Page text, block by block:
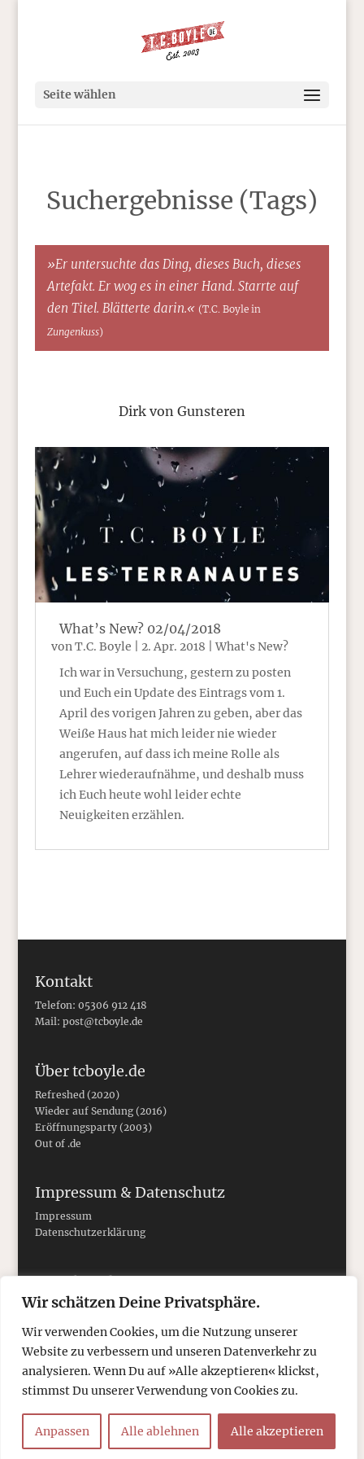
Wir schätzen Deine Privatsphäre.
Wir verwenden Cookies, um die Nutzung unserer
Website zu verbessern und unseren Datenverkehr zu
analysieren. Wenn Du auf »Alle akzeptieren« klickst,
stimmst Du unserer Verwendung von Cookies zu.
Anpassen Alle ablehnen Alle akzeptieren
Seite wählen
Suchergebnisse (Tags)
»Er untersuchte das Ding, dieses Buch, dieses
Artefakt. Er wog es in einer Hand. Starrte auf
den Titel. Blätterte darin.« (T.C. Boyle in
Zungenkuss)
Dirk von Gunsteren
What’s New? 02/04/2018
von T.C. Boyle 2. Apr. 2018 |What's New?
Ich war in Versuchung, gestern zu posten
und Euch ein Update des Eintrags vom 1.
April des vorigen Jahren zu geben, aber das
Weiße Haus hat mich leider nie wieder
angerufen, auf dass ich meine Rolle als
Lehrer wiederaufnähme, und deshalb muss
ich Euch heute wohl leider echte
Neuigkeiten erzählen.
Kontakt
Telefon: 05306 912 418
Mail: post@tcboyle.de
Über tcboyle.de
Refreshed (2020)
Wieder auf Sendung (2016)
Eröffnungsparty (2003)
Out of .de
Impressum & Datenschutz
Impressum
Datenschutzerklärung
Social Media